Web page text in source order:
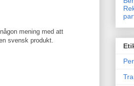
mening med att
svensk produkt.